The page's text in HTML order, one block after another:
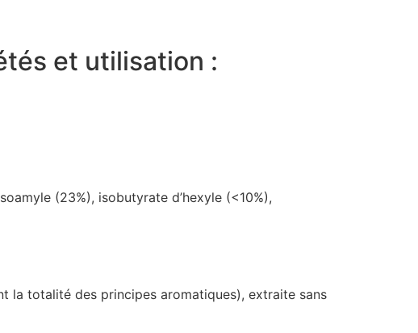
et utilisation :
(23%), isobutyrate d’hexyle (<10%),
la totalité des principes aromatiques), extraite sans